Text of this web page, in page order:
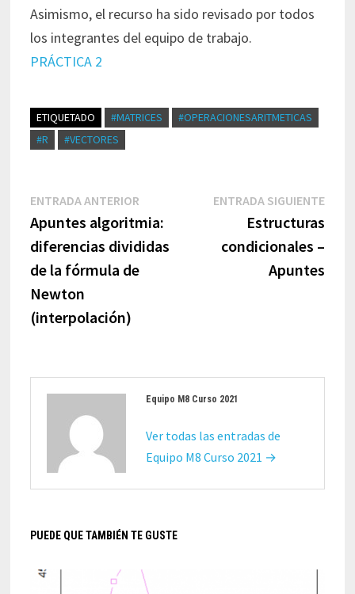
Asimismo, el recurso ha sido revisado por todos
los integrantes del equipo de trabajo.
PRÁCTICA 2
ETIQUETADO #MATRICES
#OPERACIONESARITMETICAS
#R
#VECTORES
Navegación
entradas
ENTRADA ANTERIOR
anterior:
Apuntes algoritmia:
diferencias divididas
de la fórmula de
Newton
(interpolación)
ENTRADA SIGUIENTE
Estructuras
condicionales –
Apuntes
Equipo M8 Curso 2021
Ver todas las entradas de
Equipo M8 Curso 2021 →
PUEDE QUE TAMBIÉN TE GUSTE